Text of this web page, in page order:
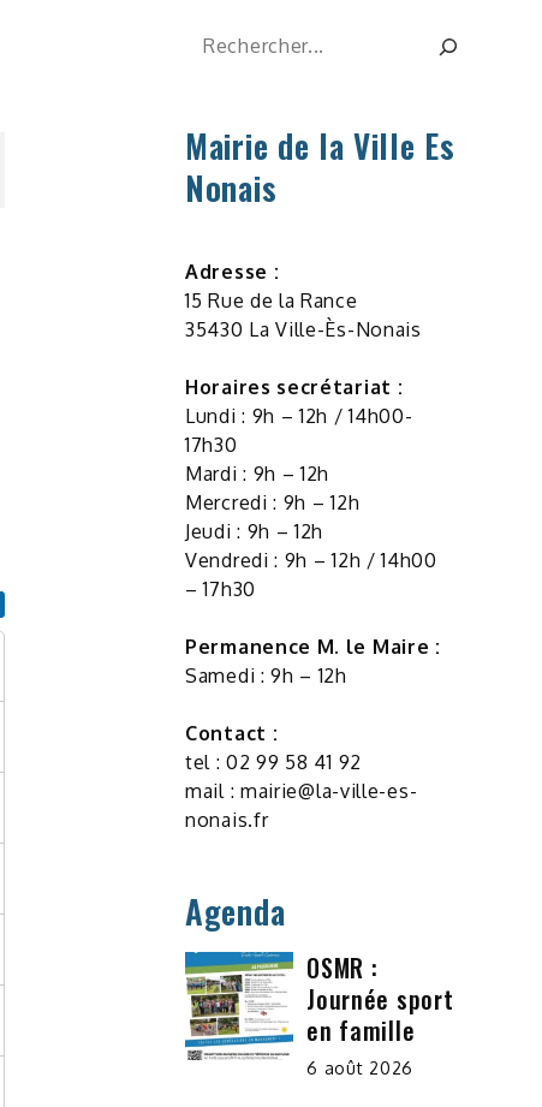
Rechercher
Mairie de la Ville Es
Nonais
Adresse :
15 Rue de la Rance
35430 La Ville-Ès-Nonais
Horaires secrétariat :
Lundi : 9h – 12h / 14h00-
17h30
Mardi : 9h – 12h
Mercredi : 9h – 12h
Jeudi : 9h – 12h
Vendredi : 9h – 12h / 14h00
– 17h30
Permanence M. le Maire :
Samedi : 9h – 12h
Contact :
tel : 02 99 58 41 92
mail : mairie@la-ville-es-
nonais.fr
Agenda
OSMR :
Journée sport
en famille
6 août 2026